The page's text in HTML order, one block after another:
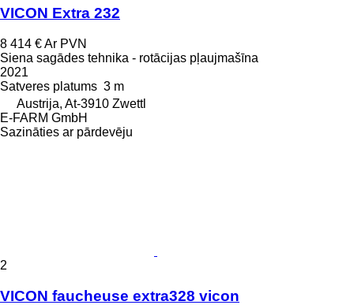
VICON Extra 232
8 414 €Ar PVN
Siena sagādes tehnika - rotācijas pļaujmašīna
2021
Satveres platums 3 m
Austrija, At-3910 Zwettl
E-FARM GmbH
Sazināties ar pārdevēju
2
VICON faucheuse extra328 vicon